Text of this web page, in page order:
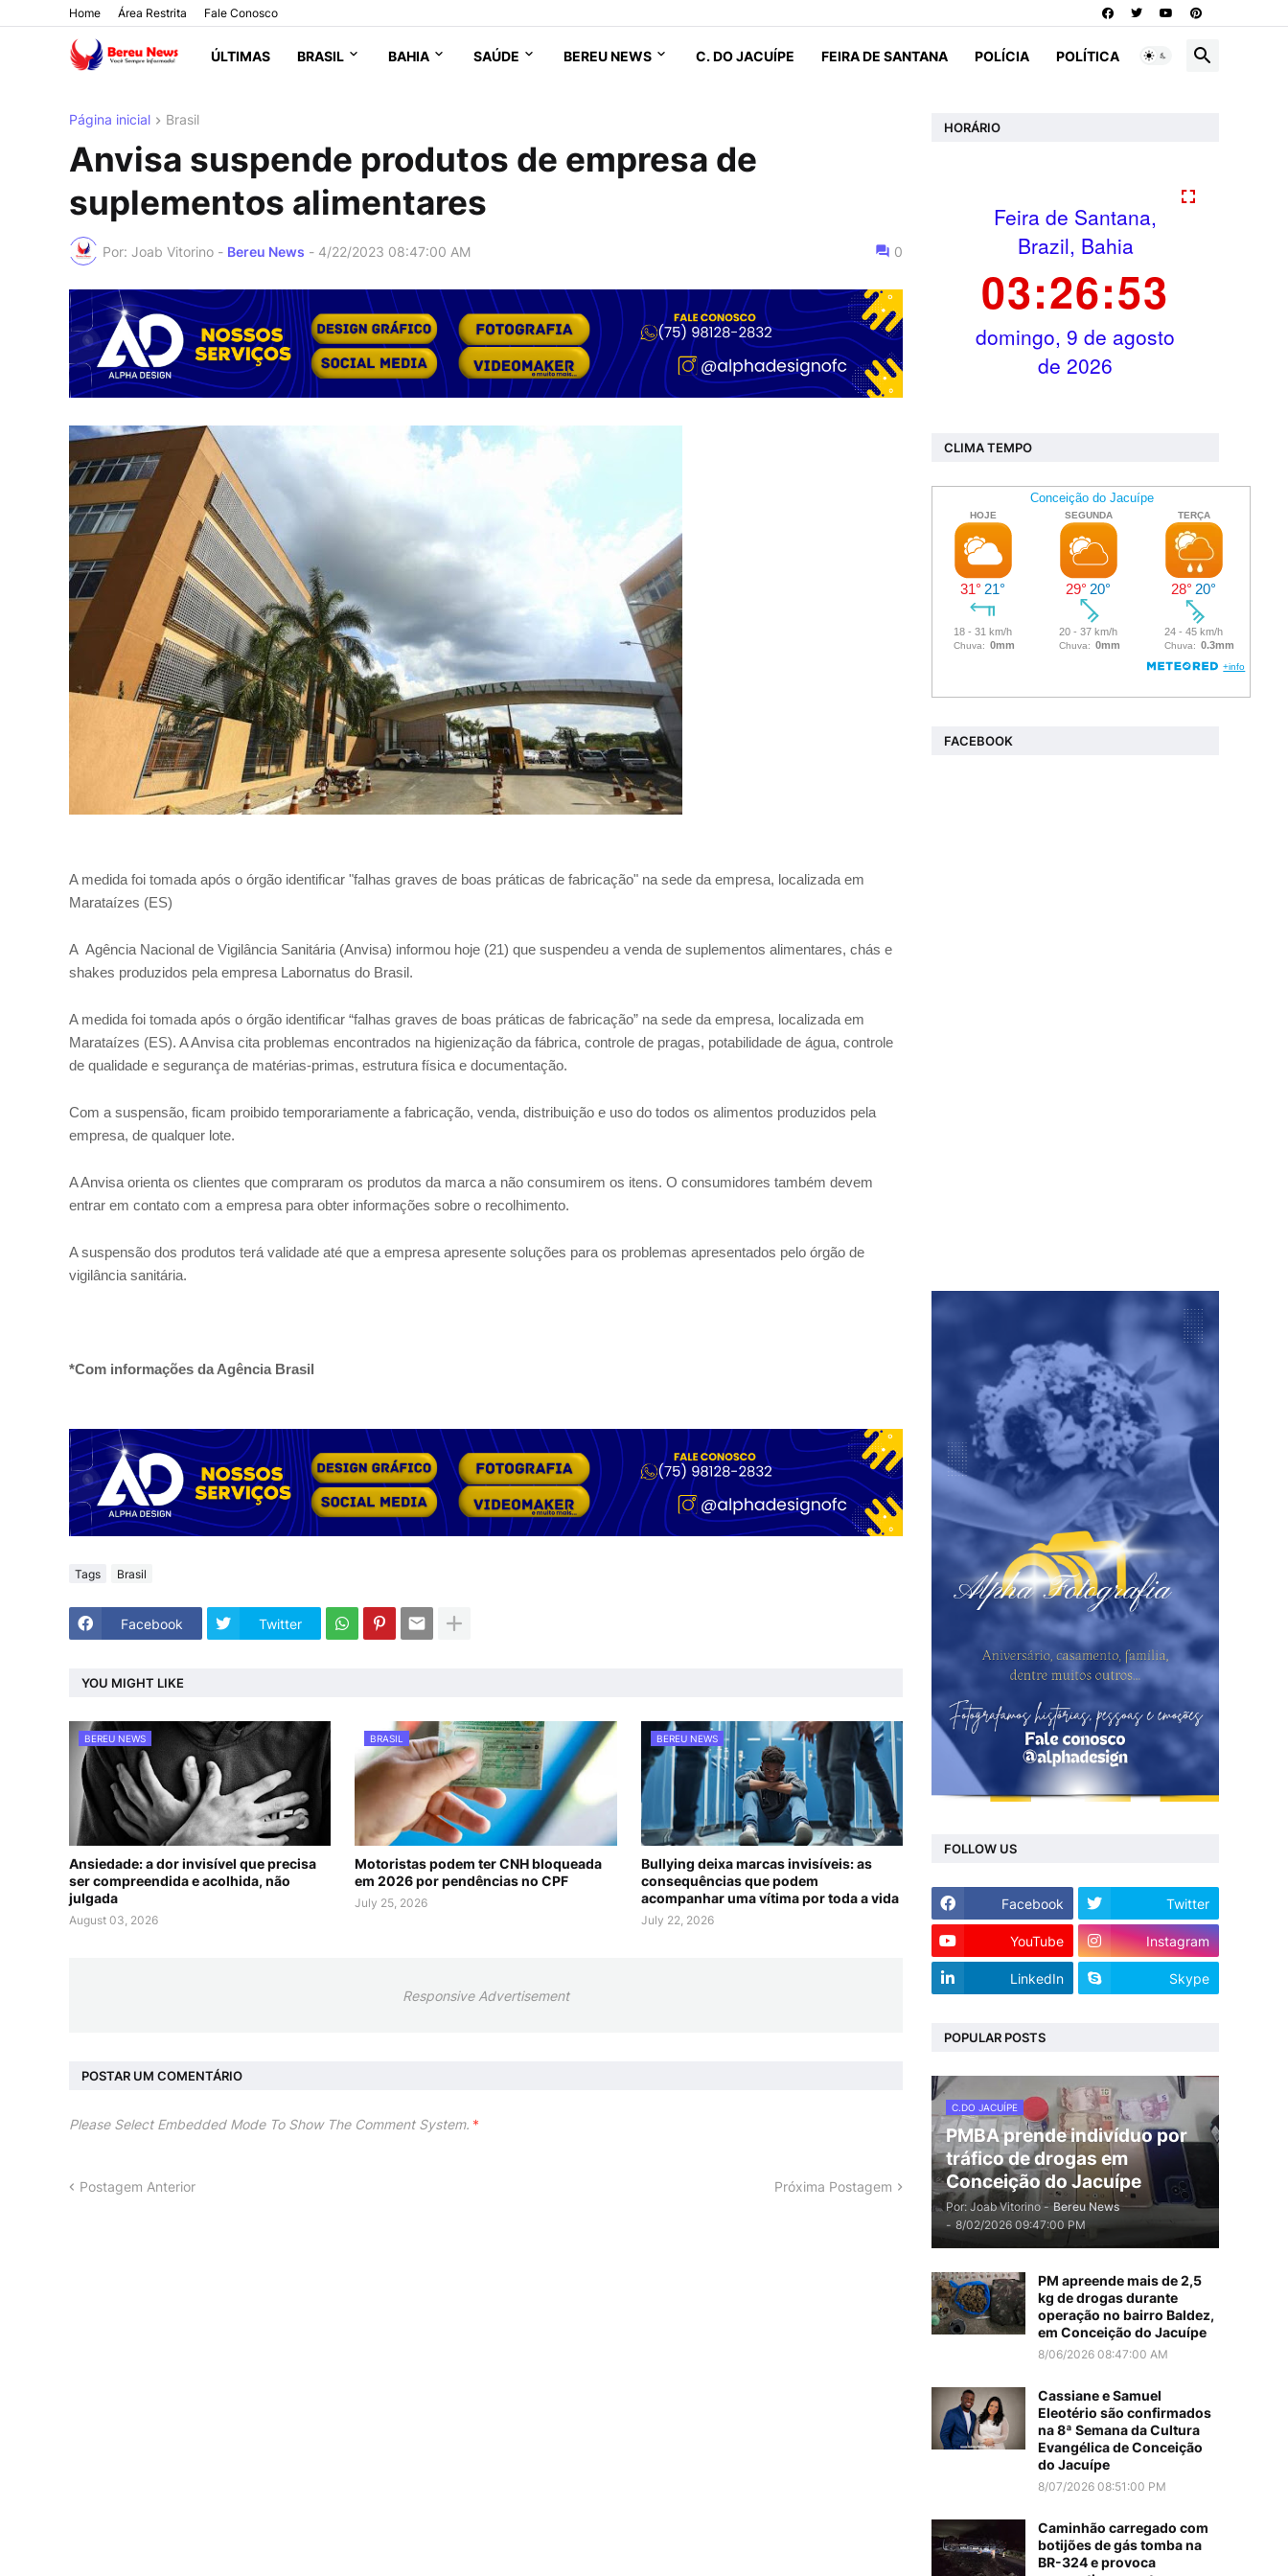
Home Área Restrita Fale Conosco
ÚLTIMAS BRASIL BAHIA SAÚDE BEREU NEWS C. DO JACUÍPE FEIRA DE SANTANA POLÍCIA POLÍTICA
Página inicial Brasil
Anvisa suspende produtos de empresa de
suplementos alimentares
Por: Joab Vitorino - Bereu News - 4/22/2023 08:47:00 AM 0
A medida foi tomada após o órgão identificar "falhas graves de boas práticas de fabricação" na sede da empresa, localizada em
Marataízes (ES)
A Agência Nacional de Vigilância Sanitária (Anvisa) informou hoje (21) que suspendeu a venda de suplementos alimentares, chás e
shakes produzidos pela empresa Labornatus do Brasil.
A medida foi tomada após o órgão identificar “falhas graves de boas práticas de fabricação” na sede da empresa, localizada em
Marataízes (ES). A Anvisa cita problemas encontrados na higienização da fábrica, controle de pragas, potabilidade de água, controle
de qualidade e segurança de matérias-primas, estrutura física e documentação.
Com a suspensão, ficam proibido temporariamente a fabricação, venda, distribuição e uso do todos os alimentos produzidos pela
empresa, de qualquer lote.
A Anvisa orienta os clientes que compraram os produtos da marca a não consumirem os itens. O consumidores também devem
entrar em contato com a empresa para obter informações sobre o recolhimento.
A suspensão dos produtos terá validade até que a empresa apresente soluções para os problemas apresentados pelo órgão de
vigilância sanitária.
*Com informações da Agência Brasil
Tags Brasil
Facebook Twitter
YOU MIGHT LIKE
BEREU NEWS
Ansiedade: a dor invisível que precisa
ser compreendida e acolhida, não
julgada
August 03, 2026
BRASIL
Motoristas podem ter CNH bloqueada
em 2026 por pendências no CPF
July 25, 2026
BEREU NEWS
Bullying deixa marcas invisíveis: as
consequências que podem
acompanhar uma vítima por toda a vida
July 22, 2026
Responsive Advertisement
POSTAR UM COMENTÁRIO
Please Select Embedded Mode To Show The Comment System. *
Postagem Anterior Próxima Postagem
HORÁRIO
CLIMA TEMPO
FACEBOOK
FOLLOW US
Facebook Twitter
YouTube Instagram
LinkedIn Skype
POPULAR POSTS
C.DO JACUÍPE
PMBA prende indivíduo por
tráfico de drogas em
Conceição do Jacuípe
Por: Joab Vitorino - Bereu News
- 8/02/2026 09:47:00 PM
PM apreende mais de 2,5
kg de drogas durante
operação no bairro Baldez,
em Conceição do Jacuípe
8/06/2026 08:47:00 AM
Cassiane e Samuel
Eleotério são confirmados
na 8ª Semana da Cultura
Evangélica de Conceição
do Jacuípe
8/07/2026 08:51:00 PM
Caminhão carregado com
botijões de gás tomba na
BR-324 e provoca